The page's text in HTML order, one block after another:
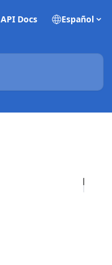
API Docs Español